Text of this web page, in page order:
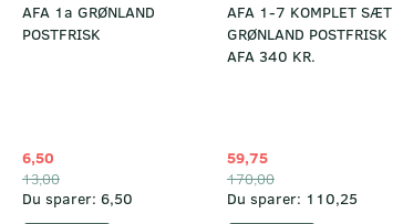
AFA 1a GRØNLAND
POSTFRISK
6,50
13,00
Du sparer: 6,50
AFA 1-7 KOMPLET SÆT
GRØNLAND POSTFRISK
AFA 340 KR.
59,75
170,00
Du sparer: 110,25